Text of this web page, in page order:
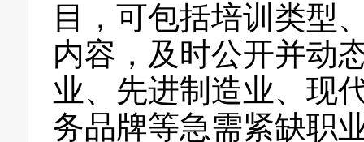
目，可包括培训类型
内容，及时公开并动
业、先进制造业、现
务品牌等急需紧缺职